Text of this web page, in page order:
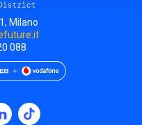
Milano
088